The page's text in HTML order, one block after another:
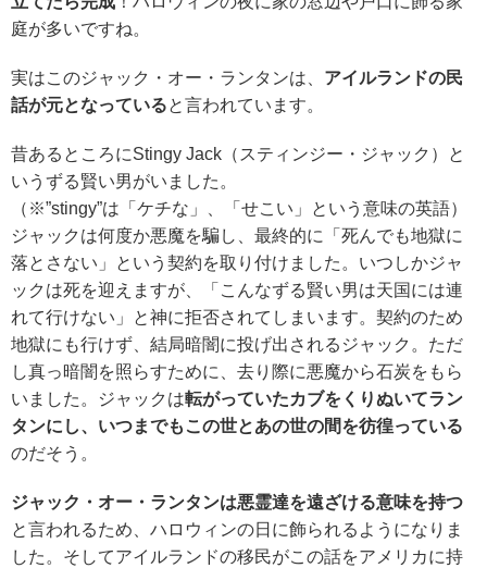
庭が多いですね。
実はこのジャック・オー・ランタンは、 アイルランドの民
話が元となっていると言われています。
昔あるところにStingy Jack（スティンジー・ジャック）と
いうずる賢い男がいました。
（※”stingy”は「ケチな」、「せこい」という意味の英語）
ジャックは何度か悪魔を騙し、最終的に「死んでも地獄に
落とさない」という契約を取り付けました。いつしかジャ
ックは死を迎えますが、「こんなずる賢い男は天国には連
れて行けない」と神に拒否されてしまいます。契約のため
地獄にも行けず、結局暗闇に投げ出されるジャック。ただ
し真っ暗闇を照らすために、去り際に悪魔から石炭をもら
いました。ジャックは転がっていたカブをくりぬいてラン
タンにし、いつまでもこの世とあの世の間を彷徨っている
のだそう。
ジャック・オー・ランタンは悪霊達を遠ざける意味を持つ
と言われるため、ハロウィンの日に飾られるようになりま
した。そしてアイルランドの移民がこの話をアメリカに持